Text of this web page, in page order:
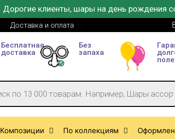
Дорогие клиенты, шары на день рождения
Доставка и оплата
Бесплатная
доставка
Без
запаха
Композиции По коллекциям